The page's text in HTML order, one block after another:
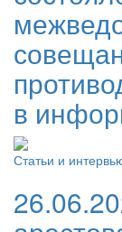
в
Статьи и